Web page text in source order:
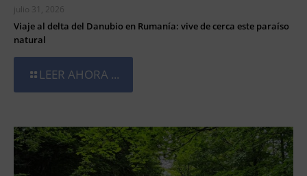
julio 31, 2026
Viaje al delta del Danubio en Rumanía: vive de cerca este paraíso
natural
LEER AHORA ...